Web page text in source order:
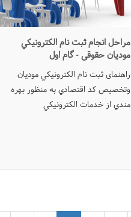
ﻣﺮﺍﺣﻞ ﺍﻧﺠﺎﻡ ﺛﺒﺖ ﻧﺎﻡ ﺍﻟﻜﺘﺮﻭﻧﻴﻜﻲ
ﻣﻮﺩﻳﺎﻥ ﺣﻘﻮﻗﻲ - گام اول
راهنمای ﺛﺒﺖ ﻧﺎﻡ ﺍﻟﻜﺘﺮﻭﻧﻴﻜﻲ ﻣﻮﺩﻳﺎﻥ
ﻭﺗﺨﺼﻴﺺ ﻛﺪ ﺍﻗﺘﺼﺎﺩﻱ ﺑﻪ ﻣﻨﻈﻮﺭ ﺑﻬﺮﻩ
ﻣﻨﺪﻱ ﺍﺯ ﺧﺪﻣﺎﺕ ﺍﻟﻜﺘﺮﻭﻧﻴﻜﻲ